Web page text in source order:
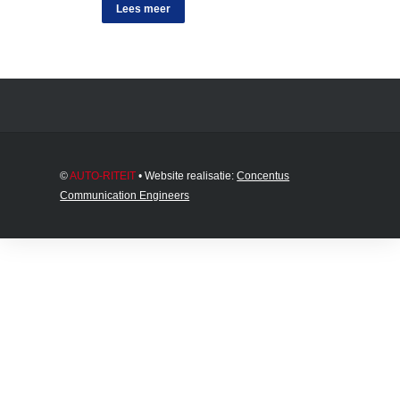
Lees meer
©AUTO-RITEIT • Website realisatie:Concentus
Communication Engineers